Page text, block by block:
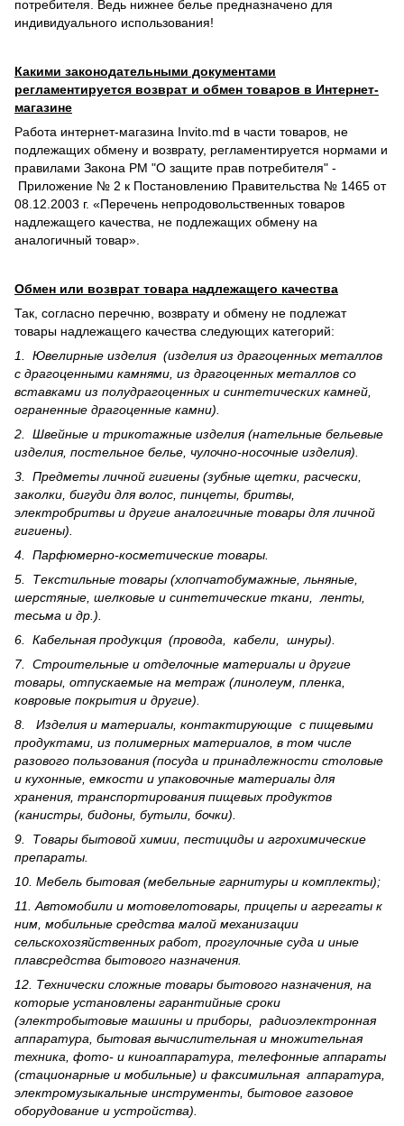
потребителя. Ведь нижнее белье предназначено для
индивидуального использования!
Какими законодательными документами
регламентируется возврат и обмен товаров в Интернет-
магазине
Работа интернет-магазина Invito.md в части товаров, не
подлежащих обмену и возврату, регламентируется нормами и
правилами Закона РМ "О защите прав потребителя" -
Приложение № 2 к Постановлению Правительства № 1465 от
08.12.2003 г. «Перечень непродовольственных товаров
надлежащего качества, не подлежащих обмену на
аналогичный товар».
Обмен или возврат товара надлежащего качества
Так, согласно перечню, возврату и обмену не подлежат
товары надлежащего качества следующих категорий:
1. Ювелирные изделия (изделия из драгоценных металлов
с драгоценными камнями, из драгоценных металлов со
вставками из полудрагоценных и синте­тических камней,
ограненные драгоценные камни).
2. Швейные и трикотажные изделия (нательные бельевые
изделия, постельное белье, чулочно-носочные изделия).
3. Предметы личной гигиены (зубные щетки, расчески,
заколки, бигуди для волос, пинцеты, бритвы,
электробритвы и другие аналогичные товары для личной
гигиены).
4. Парфюмерно-косметические товары.
5. Текстильные товары (хлопчатобумажные, льняные,
шерс­тя­ные, шелковые и синтетические ткани, ленты,
тесьма и др.).
6. Кабельная продукция (провода, кабели, шнуры).
7. Строительные и отделочные материалы и другие
товары, отпускаемые на метраж (линолеум, пленка,
ковровые покрытия и другие).
8. Изделия и материалы, контактирующие с пищевыми
продуктами, из полимерных материалов, в том числе
разового пользования (посуда и принадлежности столовые
и кухонные, емкости и упаковочные материалы для
хранения, транспортирования пищевых продуктов
(канистры, бидоны, бутыли, бочки).
9. Товары бытовой химии, пестициды и агрохи­мические
препараты.
10. Мебель бытовая (мебельные гарнитуры и комплекты);
11. Автомобили и мотовелотовары, прицепы и агрегаты к
ним, мобильные средства малой механизации
сельскохозяйственных работ, прогулочные суда и иные
плавсредства бытового назначения.
12. Технически сложные товары бытового назна­чения, на
которые установлены гарантийные сроки
(электробытовые машины и приборы, радиоэлектронная
аппаратура, бытовая вычислительная и множительная
техника, фото- и киноаппаратура, телефонные аппараты
(стационарные и мобильные) и факсимильная аппаратура,
электрому­зыкальные инструменты, бытовое газовое
оборудование и устройства).